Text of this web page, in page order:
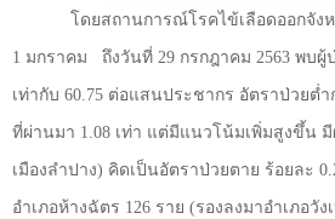
โดยสถานการณ์โรคไข้เลือดออกจั
1 มกราคม ถึงวันที่ 29 กรกฎาคม 2563 พบผู้
เท่ากับ 60.75 ต่อแสนประชากร อัตราป่วยต่ำ
ที่ผ่านมา 1.08 เท่า แต่มีแนวโน้มเพิ่มสูงขึ้น มี
เมืองลำปาง) คิดเป็นอัตราป่วยตาย ร้อยละ
อำเภอห้างฉัตร 126 ราย (รองลงมาอำเภอวั